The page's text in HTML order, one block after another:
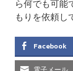
ら何でも可能
もりを依頼し
Facebook